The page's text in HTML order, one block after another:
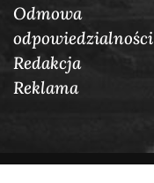
Odmowa
odpowiedzialności
Redakcja
Reklama